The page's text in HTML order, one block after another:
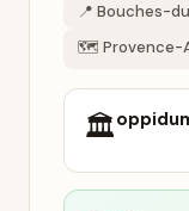
📍 Bouches-
🗺️ Provence-
🏛️